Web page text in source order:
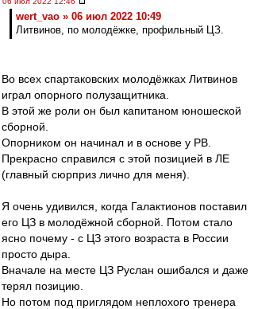
wert_vao » 06 июл 2022 10:49
Литвинов, по молодёжке, профильный ЦЗ.
Во всех спартаковских молодёжках Литвинов
играл опорного полузащитника.
В этой же роли он был капитаном юношеской
сборной.
Опорником он начинал и в основе у РВ.
Прекрасно справился с этой позицией в ЛЕ
(главный сюрприз лично для меня).
Я очень удивился, когда Галактионов поставил
его ЦЗ в молодёжной сборной. Потом стало
ясно почему - с ЦЗ этого возраста в России
просто дыра.
Вначале на месте ЦЗ Руслан ошибался и даже
терял позицию.
Но потом под приглядом неплохого тренера